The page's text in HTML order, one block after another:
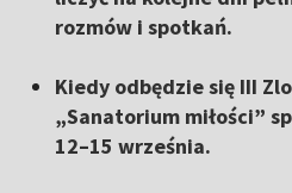
rozmów i spotkań.
Kiedy odbędzie się III
„Sanatorium miłości”
12–15 września.